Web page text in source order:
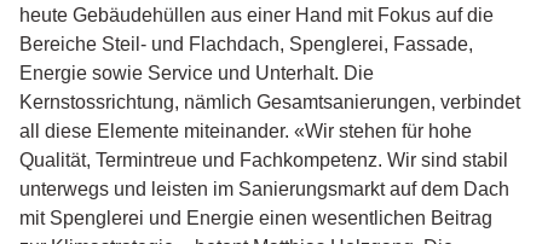
heute Gebäudehüllen aus einer Hand mit Fokus auf die
Bereiche Steil- und Flachdach, Spenglerei, Fassade,
Energie sowie Service und Unterhalt. Die
Kernstossrichtung, nämlich Gesamtsanierungen, verbindet
all diese Elemente miteinander. «Wir stehen für hohe
Qualität, Termintreue und Fachkompetenz. Wir sind stabil
unterwegs und leisten im Sanierungsmarkt auf dem Dach
mit Spenglerei und Energie einen wesentlichen Beitrag